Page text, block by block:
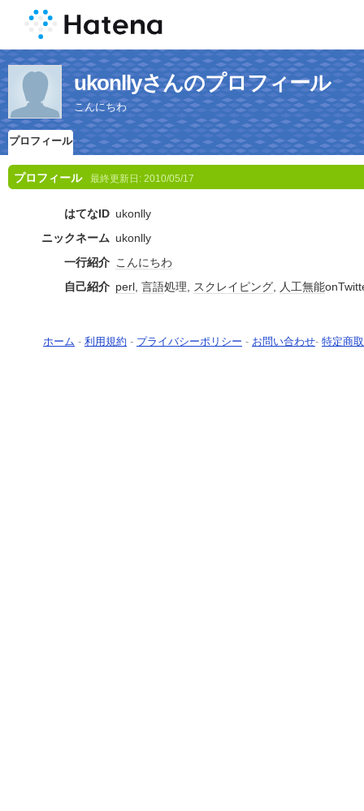
ukonllyさんのプロフィール
こんにちわ
プロフィール
プロフィール 最終更新日: 2010/05/17
はてなID ukonlly
ニックネーム ukonlly
一行紹介 こんにちわ
自己紹介 perl, 言語処理, スクレイピング, 人工無能
ホーム - 利用規約 - プライバシーポリシー - お問い合わせ- 特定商